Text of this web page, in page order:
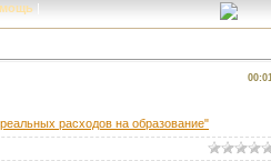
|
00:01
расходов на образование"